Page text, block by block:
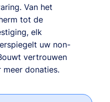
Van het
tot de
elk
uw non-
vertrouwen
donaties.